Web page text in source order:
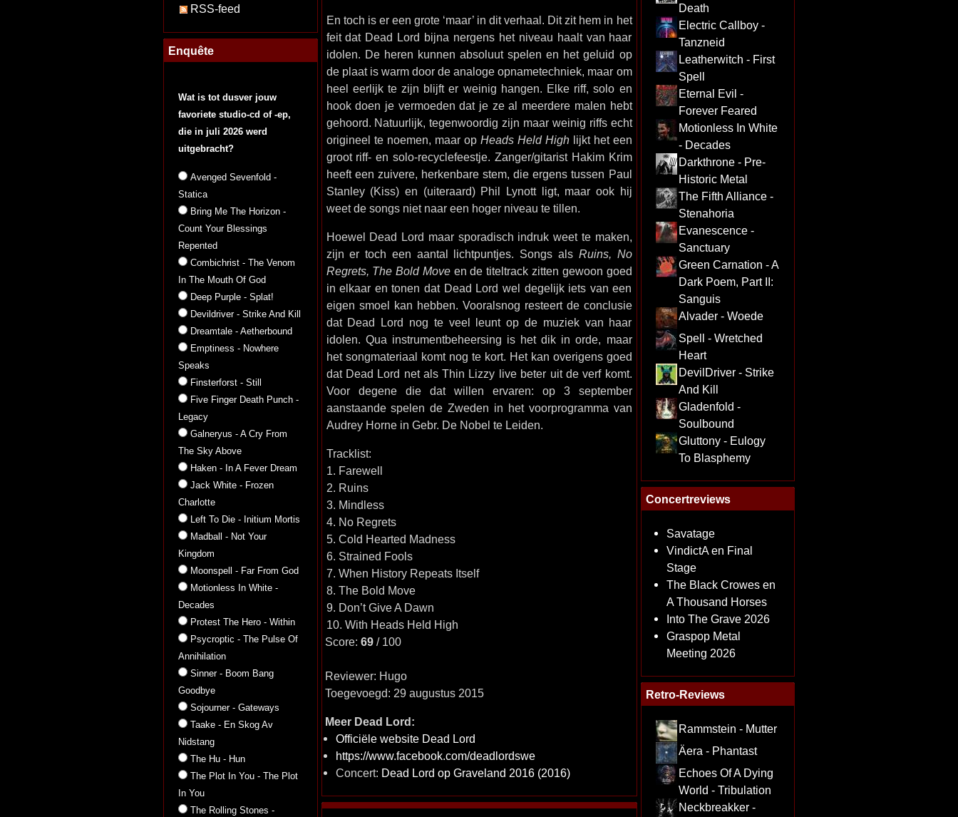
RSS-feed
Enquête
Wat is tot dusver jouw
favoriete studio-cd of -ep,
die in juli 2026 werd
uitgebracht?
Avenged Sevenfold -
Statica
Bring Me The Horizon -
Count Your Blessings
Repented
Combichrist - The Venom
In The Mouth Of God
Deep Purple - Splat!
Devildriver - Strike And Kill
Dreamtale - Aetherbound
Emptiness - Nowhere
Speaks
Finsterforst - Still
Five Finger Death Punch -
Legacy
Galneryus - A Cry From
The Sky Above
Haken - In A Fever Dream
Jack White - Frozen
Charlotte
Left To Die - Initium Mortis
Madball - Not Your
Kingdom
Moonspell - Far From God
Motionless In White -
Decades
Protest The Hero - Within
Psycroptic - The Pulse Of
Annihilation
Sinner - Boom Bang
Goodbye
Sojourner - Gateways
Taake - En Skog Av
Nidstang
The Hu - Hun
The Plot In You - The Plot
In You
The Rolling Stones -
En toch is er een grote ‘maar’ in dit verhaal. Dit zit hem in het
feit dat Dead Lord bijna nergens het niveau haalt van haar
idolen. De heren kunnen absoluut spelen en het geluid op
de plaat is warm door de analoge opnametechniek, maar om
heel eerlijk te zijn blijft er weinig hangen. Elke riff, solo en
hook doen je vermoeden dat je ze al meerdere malen hebt
gehoord. Natuurlijk, tegenwoordig zijn maar weinig riffs echt
origineel te noemen, maar op Heads Held Highlijkt het een
groot riff- en solo-recyclefeestje. Zanger/gitarist Hakim Krim
heeft een zuivere, herkenbare stem, die ergens tussen Paul
Stanley (Kiss) en (uiteraard) Phil Lynott ligt, maar ook hij
weet de songs niet naar een hoger niveau te tillen.
Hoewel Dead Lord maar sporadisch indruk weet te maken,
zijn er toch een aantal lichtpuntjes. Songs als Ruins, No
Regrets, The Bold Moveen de titeltrack zitten gewoon goed
in elkaar en tonen dat Dead Lord wel degelijk iets van een
eigen smoel kan hebben. Vooralsnog resteert de conclusie
dat Dead Lord nog te veel leunt op de muziek van haar
idolen. Qua instrumentbeheersing is het dik in orde, maar
het songmateriaal komt nog te kort. Het kan overigens goed
dat Dead Lord net als Thin Lizzy live beter uit de verf komt.
Voor degene die dat willen ervaren: op 3 september
aanstaande spelen de Zweden in het voorprogramma van
Audrey Horne in Gebr. De Nobel te Leiden.
Tracklist:
1. Farewell
2. Ruins
3. Mindless
4. No Regrets
5. Cold Hearted Madness
6. Strained Fools
7. When History Repeats Itself
8. The Bold Move
9. Don’t Give A Dawn
10. With Heads Held High
Score: 69/ 100
Reviewer: Hugo
Toegevoegd: 29 augustus 2015
Meer Dead Lord:
Officiële website Dead Lord
https://www.facebook.com/deadlordswe
Concert: Dead Lord op Graveland 2016 (2016)
Death
Electric Callboy -
Tanzneid
Leatherwitch - First
Spell
Eternal Evil -
Forever Feared
Motionless In White
- Decades
Darkthrone - Pre-
Historic Metal
The Fifth Alliance -
Stenahoria
Evanescence -
Sanctuary
Green Carnation - A
Dark Poem, Part II:
Sanguis
Alvader - Woede
Spell - Wretched
Heart
DevilDriver - Strike
And Kill
Gladenfold -
Soulbound
Gluttony - Eulogy
To Blasphemy
Concertreviews
Savatage
VindictA en Final
Stage
The Black Crowes en
A Thousand Horses
Into The Grave 2026
Graspop Metal
Meeting 2026
Retro-Reviews
Rammstein - Mutter
Äera - Phantast
Echoes Of A Dying
World - Tribulation
Neckbreakker -